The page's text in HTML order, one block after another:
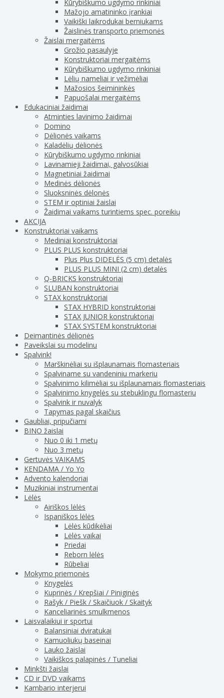
Kūrybiškumo ugdymo rinkiniai
Mažojo amatininko įrankiai
Vaikiški laikrodukai berniukams
Žaislinės transporto priemonės
Žaislai mergaitėms
Grožio pasaulyje
Konstruktoriai mergaitėms
Kūrybiškumo ugdymo rinkiniai
Lėlių nameliai ir vežimėliai
Mažosios šeimininkės
Papuošalai mergaitėms
Edukaciniai žaidimai
Atminties lavinimo žaidimai
Domino
Dėlionės vaikams
Kaladėlių dėlionės
Kūrybiškumo ugdymo rinkiniai
Lavinamieji žaidimai, galvosūkiai
Magnetiniai žaidimai
Medinės dėlionės
Sluoksninės dėlonės
STEM ir optiniai žaislai
Žaidimai vaikams turintiems spec. poreikių
AKCIJA
Konstruktoriai vaikams
Mediniai konstruktoriai
PLUS PLUS konstruktoriai
Plus Plus DIDELĖS (5 cm) detalės
PLUS PLUS MINI (2 cm) detalės
Q-BRICKS konstruktoriai
SLUBAN konstruktoriai
STAX konstruktoriai
STAX HYBRID konstruktoriai
STAX JUNIOR konstruktoriai
STAX SYSTEM konstruktoriai
Deimantinės dėlionės
Paveikslai su modelinu
Spalvink!
Marškinėliai su išplaunamais flomasteriais
Spalviname su vandeniniu markeriu
Spalvinimo kilimėliai su išplaunamais flomasteriais
Spalvinimo knygelės su stebuklingu flomasteriu
Spalvink ir nuvalyk
Tapymas pagal skaičius
Gaubliai, pripučiami
BINO žaislai
Nuo 0 iki 1 metų
Nuo 3 metų
Gertuvės VAIKAMS
KENDAMA / Yo Yo
Advento kalendoriai
Muzikiniai instrumentai
Lėlės
Airiškos lėlės
Ispaniškos lėlės
Lėlės kūdikėliai
Lėlės vaikai
Priedai
Reborn lėlės
Rūbeliai
Mokymo priemonės
Knygelės
Kuprinės / Krepšiai / Piniginės
Rašyk / Piešk / Skaičiuok / Skaityk
Kanceliarinės smulkmenos
Laisvalaikiui ir sportui
Balansiniai dviratukai
Kamuoliukų baseinai
Lauko žaislai
Vaikiškos palapinės / Tuneliai
Minkšti žaislai
CD ir DVD vaikams
Kambario interjerui